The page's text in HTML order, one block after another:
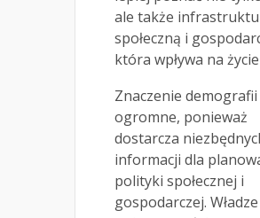
ale także
społeczną i
która wpływa na
Znaczenie
ogromne, ponieważ
dostarcza
informacji dla
polityki społecznej i
gospodarczej.